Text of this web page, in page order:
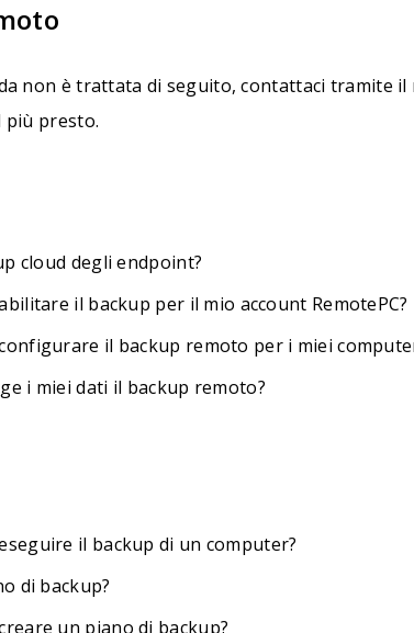
non è trattata di seguito, contattaci tramite
più presto.
cloud degli endpoint?
il backup per il mio account RemotePC?
il backup remoto per i miei
i miei dati il backup remoto?
il backup di un computer?
di backup?
un piano di backup?